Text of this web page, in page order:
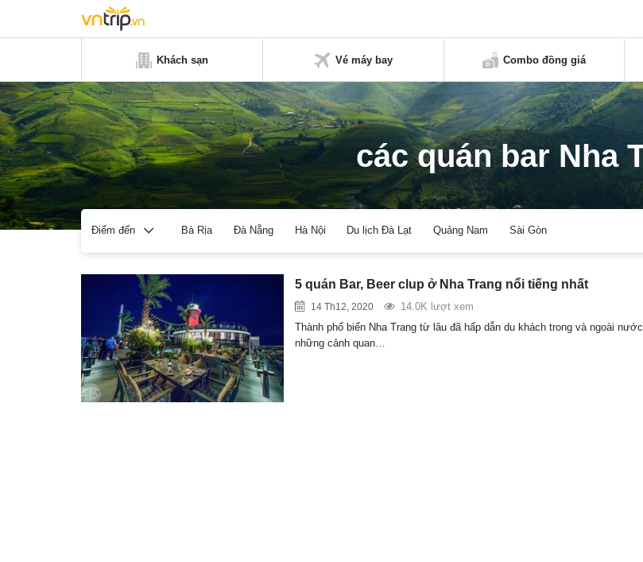
Khách sạn Vé máy bay Combo đồng giá
các quán bar Nha
Điểm đến Bà Rịa Đà Nẵng Hà Nội Du lịch Đà Lạt Quảng Nam Sài Gòn
5 quán Bar, Beer clup ở Nha Trang nổi tiếng nhất
14 Th12, 2020
14.0K lượt xem
Thành phố biển Nha Trang từ lâu đã hấp dẫn du khách trong và ngoài
những cảnh quan…